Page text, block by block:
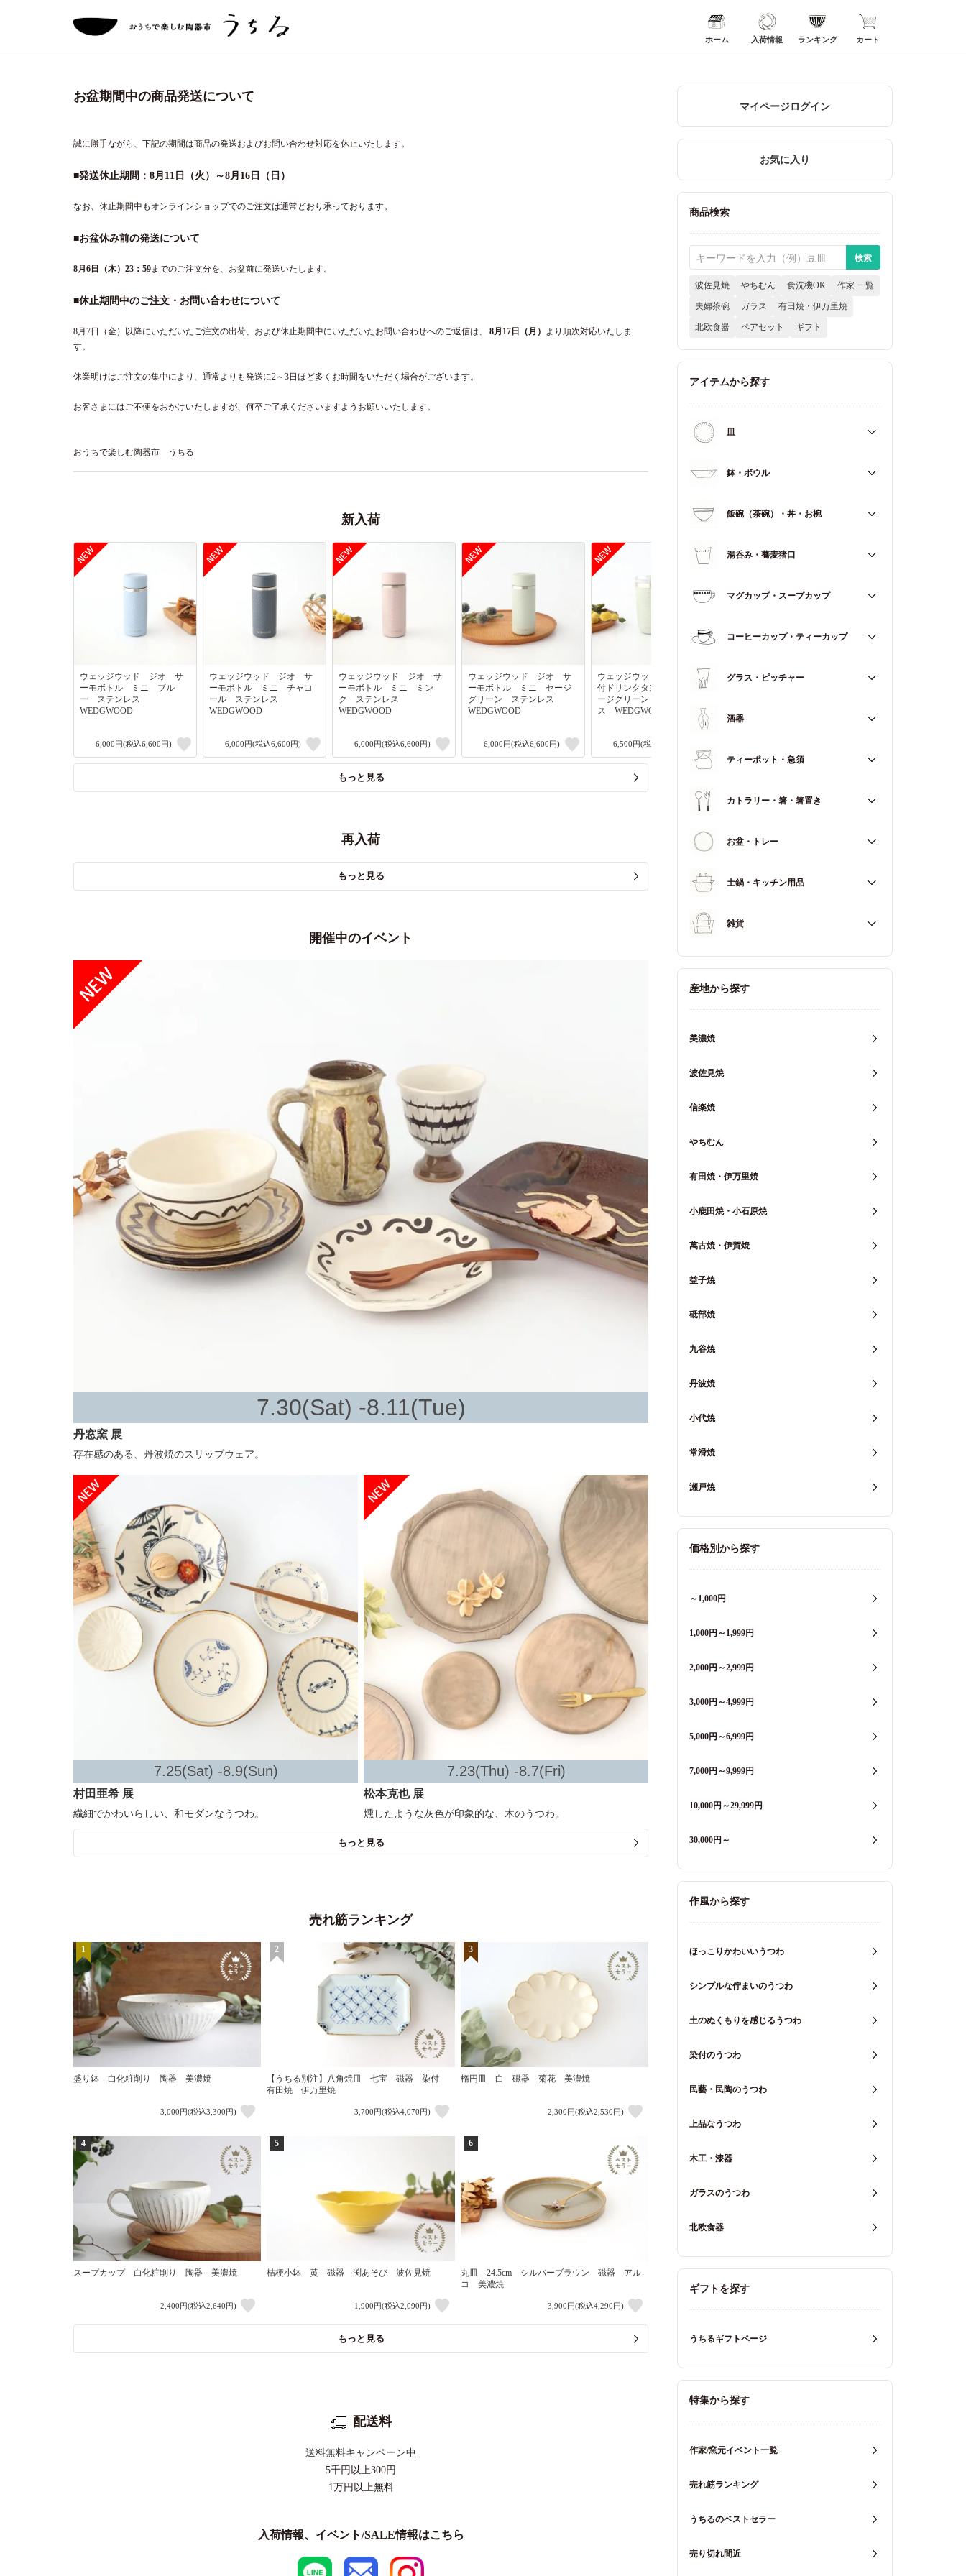
ホーム 入荷情報 ランキング カート
お盆期間中の商品発送について
誠に勝手ながら、下記の期間は商品の発送およびお問い合わせ対応を休止いたします。
■発送休止期間：8月11日（火）～8月16日（日）
なお、休止期間中もオンラインショップでのご注文は通常どおり承っております。
■お盆休み前の発送について
8月6日（木）23：59までのご注文分を、お盆前に発送いたします。
■休止期間中のご注文・お問い合わせについて
8月7日（金）以降にいただいたご注文の出荷、および休止期間中にいただいたお問い合わせへのご返信は、 8月17日（月） より順次対応いたしま
す。
休業明けはご注文の集中により、通常よりも発送に2～3日ほど多くお時間をいただく場合がございます。
お客さまにはご不便をおかけいたしますが、何卒ご了承くださいますようお願いいたします。
おうちで楽しむ陶器市 うちる
新入荷
ウェッジウッド ジオ サ
ーモボトル ミニ ブル
ー ステンレス
WEDGWOOD
6,000円(税込6,600円)
ウェッジウッド ジオ サ
ーモボトル ミニ チャコ
ール ステンレス
WEDGWOOD
6,000円(税込6,600円)
ウェッジウッド ジオ サ
ーモボトル ミニ ミン
ク ステンレス
WEDGWOOD
6,000円(税込6,600円)
ウェッジウッド ジオ サ
ーモボトル ミニ セージ
グリーン ステンレス
WEDGWOOD
6,000円(税込6,600円)
ウェッジウッド ジオ 蓋
付ドリンクタンブラー セ
ージグリーン ステンレ
ス WEDGWOOD
6,500円(税込7,150円)
ウェッジウッド ジオ 蓋
ウェッジウッド ジオ 蓋
もっと見る
再入荷
もっと見る
開催中のイベント
7.30(Sat) -8.11(Tue)
丹窓窯 展
存在感のある、丹波焼のスリップウェア。
7.25(Sat) -8.9(Sun)
村田亜希 展
繊細でかわいらしい、和モダンなうつわ。
7.23(Thu) -8.7(Fri)
松本克也 展
燻したような灰色が印象的な、木のうつわ。
もっと見る
売れ筋ランキング
1
盛り鉢 白化粧削り 陶器 美濃焼
3,000円(税込3,300円)
2
【うちる別注】八角焼皿 七宝 磁器 染付
有田焼 伊万里焼
3,700円(税込4,070円)
3
楕円皿 白 磁器 菊花 美濃焼
2,300円(税込2,530円)
4
スープカップ 白化粧削り 陶器 美濃焼
2,400円(税込2,640円)
5
桔梗小鉢 黄 磁器 渕あそび 波佐見焼
1,900円(税込2,090円)
6
丸皿 24.5cm シルバーブラウン 磁器 アル
コ 美濃焼
3,900円(税込4,290円)
もっと見る
配送料
送料無料キャンペーン中
5千円以上300円
1万円以上無料
入荷情報、イベント/SALE情報はこちら
マイページログイン
お気に入り
商品検索
波佐見焼 やちむん 食洗機OK 作家 一覧
夫婦茶碗 ガラス 有田焼・伊万里焼
北欧食器 ペアセット ギフト
アイテムから探す
皿
すべて
取皿・中皿（15～20cm）
鉢・ボウル
すべて
中鉢（13～17cm）
飯碗（茶碗）・丼・お椀
すべて
丼（どんぶり）
湯呑み・蕎麦猪口
蕎麦猪口（そばちょこ）
マグカップ・スープカップ
スープカップ
コーヒーカップ・ティーカップ
グラス・ピッチャー
すべて
酒器
お猪口（おちょこ）
ティーポット・急須
カトラリー・箸・箸置き
すべて
箸
お盆・トレー
すべて
土鍋・キッチン用品
すべて
キッチン用品
重箱・弁当箱
雑貨
すべて
産地から探す
美濃焼
波佐見焼
信楽焼
やちむん
有田焼・伊万里焼
小鹿田焼・小石原焼
萬古焼・伊賀焼
益子焼
砥部焼
九谷焼
丹波焼
小代焼
常滑焼
瀬戸焼
価格別から探す
～1,000円
1,000円～1,999円
2,000円～2,999円
3,000円～4,999円
5,000円～6,999円
7,000円～9,999円
10,000円～29,999円
30,000円～
作風から探す
ほっこりかわいいうつわ
シンプルな佇まいのうつわ
土のぬくもりを感じるうつわ
染付のうつわ
民藝・民陶のうつわ
上品なうつわ
木工・漆器
ガラスのうつわ
北欧食器
ギフトを探す
うちるギフトページ
特集から探す
作家/窯元イベント一覧
売れ筋ランキング
うちるのベストセラー
売り切れ間近